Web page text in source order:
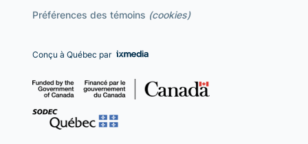
Préférences des témoins (cookies)
Conçu à Québec par